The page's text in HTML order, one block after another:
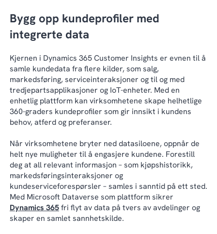
Bygg opp kundeprofiler med
integrerte data
Kjernen i Dynamics 365 Customer Insights er evnen til å
samle kundedata fra flere kilder, som salg,
markedsføring, serviceinteraksjoner og til og med
tredjepartsapplikasjoner og IoT-enheter. Med en
enhetlig plattform kan virksomhetene skape helhetlige
360-graders kundeprofiler som gir innsikt i kundens
behov, atferd og preferanser.
Når virksomhetene bryter ned datasiloene, oppnår de
helt nye muligheter til å engasjere kundene. Forestill
deg at all relevant informasjon – som kjøpshistorikk,
markedsføringsinteraksjoner og
kundeserviceforespørsler – samles i sanntid på ett sted.
Med Microsoft Dataverse som plattform sikrer
Dynamics 365fri flyt av data på tvers av avdelinger og
skaper en samlet sannhetskilde.